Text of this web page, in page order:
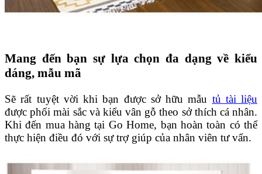
Mang đến bạn sự lựa chọn đa dạng về kiểu
dáng, mẫu mã
Sẽ rất tuyệt vời khi bạn được sở hữu mẫu tủ tài liệu
được phối mài sắc và kiểu vân gỗ theo sở thích cá nhân.
Khi đến mua hàng tại Go Home, bạn hoàn toàn có thể
thực hiện điều đó với sự trợ giúp của nhân viên tư vấn.